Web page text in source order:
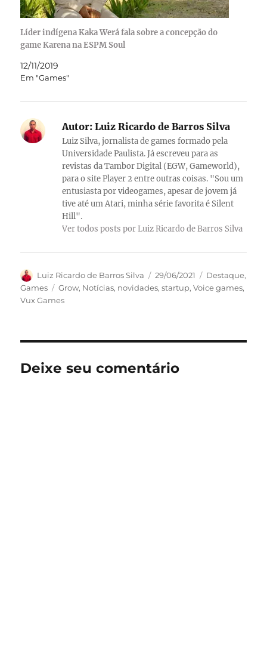
Líder indígena Kaka Werá fala sobre a concepção do
game Karena na ESPM Soul
12/11/2019
Em "Games"
Autor: Luiz Ricardo de Barros Silva
Luiz Silva, jornalista de games formado pela
Universidade Paulista. Já escreveu para as
revistas da Tambor Digital (EGW, Gameworld),
para o site Player 2 entre outras coisas. "Sou um
entusiasta por videogames, apesar de jovem já
tive até um Atari, minha série favorita é Silent
Hill".
Ver todos posts por Luiz Ricardo de Barros Silva
Autor
Luiz Ricardo de Barros Silva
Publicado
em
29/06/2021 Categorias
Destaque,
Games
Tags
Grow, Notícias, novidades,startup,Voice games,
Vux Games
Deixe seu comentário